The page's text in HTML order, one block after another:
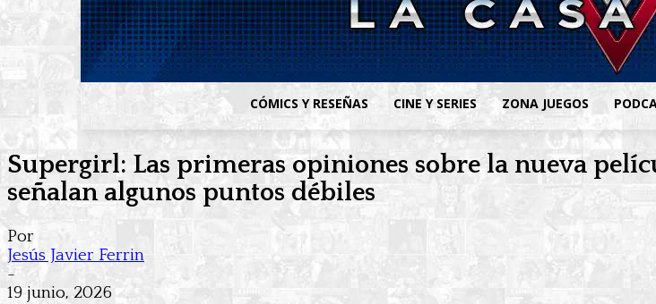
CÓMICS Y RESEÑAS CINE Y SERIES ZONA JUEGOS
Supergirl: Las primeras opiniones sobre la nueva
señalan algunos puntos débiles
Por
Jesús Javier Ferrin
-
19 junio, 2026